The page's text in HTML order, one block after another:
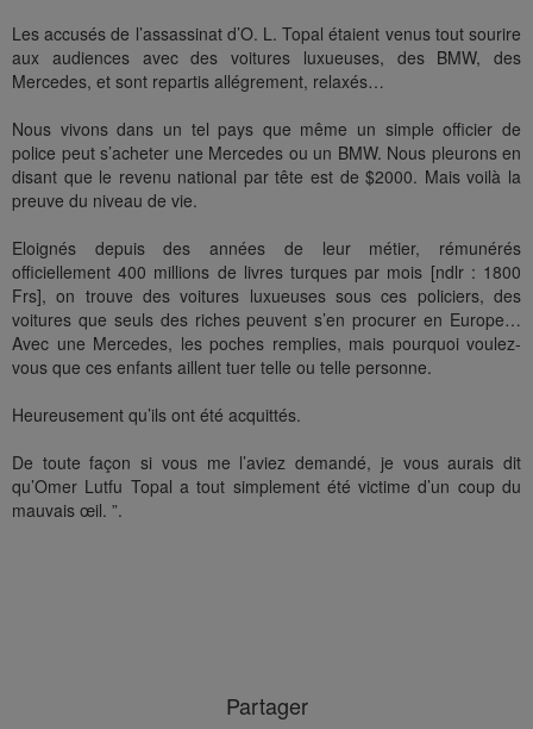
Les accusés de l’assassinat d’O. L. Topal étaient venus tout sourire
aux audiences avec des voitures luxueuses, des BMW, des
Mercedes, et sont repartis allégrement, relaxés…
Nous vivons dans un tel pays que même un simple officier de
police peut s’acheter une Mercedes ou un BMW. Nous pleurons en
disant que le revenu national par tête est de $2000. Mais voilà la
preuve du niveau de vie.
Eloignés depuis des années de leur métier, rémunérés
officiellement 400 millions de livres turques par mois [ndlr : 1800
Frs], on trouve des voitures luxueuses sous ces policiers, des
voitures que seuls des riches peuvent s’en procurer en Europe…
Avec une Mercedes, les poches remplies, mais pourquoi voulez-
vous que ces enfants aillent tuer telle ou telle personne.
Heureusement qu’ils ont été acquittés.
De toute façon si vous me l’aviez demandé, je vous aurais dit
qu’Omer Lutfu Topal a tout simplement été victime d’un coup du
mauvais œil. ”.
Partager